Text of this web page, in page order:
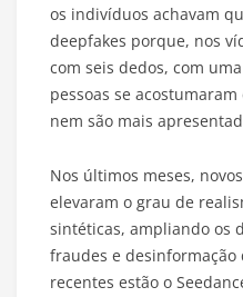
os indivíduos achavam
deepfakes porque, nos
com seis dedos, com
pessoas se
nem são mais
Nos últimos meses,
elevaram o grau de
sintéticas, ampliando os
fraudes e desinformação
recentes estão o